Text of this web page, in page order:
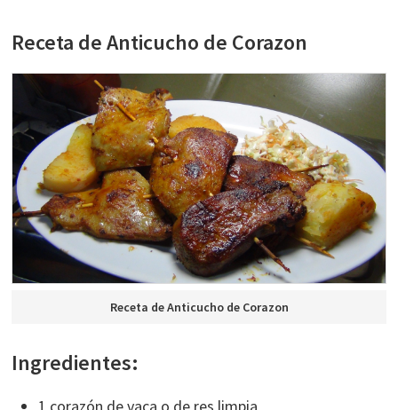
Receta de Anticucho de Corazon
Receta de Anticucho de Corazon
Ingredientes:
1 corazón de vaca o de res limpia